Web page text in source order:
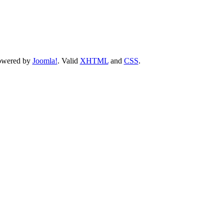
by Joomla!. Valid XHTMLand CSS.